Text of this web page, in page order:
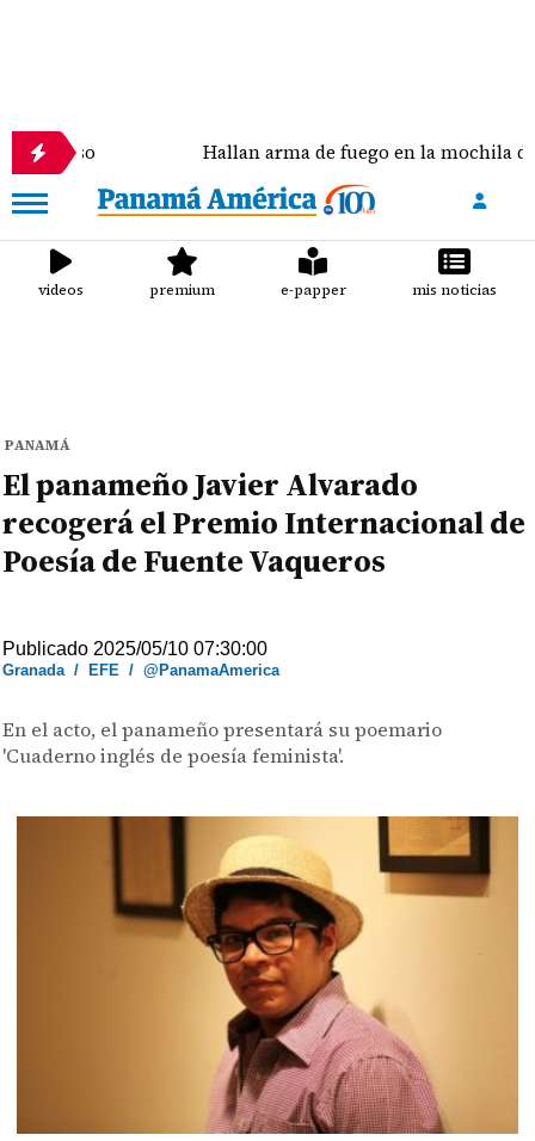
Hallan arma de fuego en la mochila de un
videos premium e-papper mis noticias
PANAMÁ
El panameño Javier Alvarado
recogerá el Premio Internacional de
Poesía de Fuente Vaqueros
Publicado 2025/05/10 07:30:00
Granada/ EFE /@PanamaAmerica
En el acto, el panameño presentará su poemario
'Cuaderno inglés de poesía feminista'.